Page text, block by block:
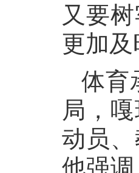
又要
更加
体育
局，
动员
他强